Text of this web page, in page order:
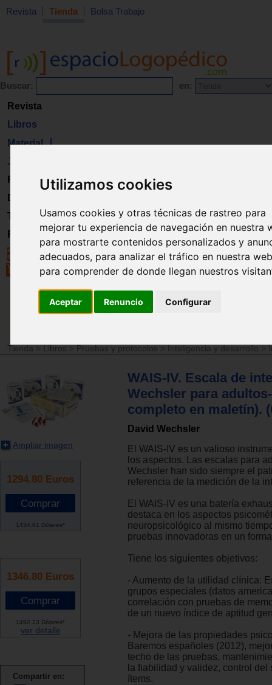
Utilizamos cookies
Usamos cookies y otras técnicas de rastreo para
mejorar tu experiencia de navegación en nuestra
para mostrarte contenidos personalizados y
adecuados, para analizar el tráfico en nuestra
para comprender de donde llegan nuestros
Aceptar Renuncio Configurar
Revista Tienda Bolsa Trabajo
Buscar: en:
Revista
Libros
Material
Juguetes
Formación
Directorio
Trabajo
Registro
Tienda > Libros > Pruebas y protocolos > Inteligencia y desarrollo >
Ampliar imagen
1294.80 Euros
1434.61 Dólares*
1346.80 Euros
1492.23 Dólares*
ver detalle
Compartir en:
WAIS-IV. Escala de
Wechsler para
completo en maletín).
David Wechsler
El WAIS-IV es un valioso
los aspectos. Las escalas para
Wechsler han sido siempre el
referencia de la medición de la
El WAIS-IV es una batería
destaca en los aspectos
neuropsicológico al mismo
pruebas innovadoras en un
Tiene los siguientes objetivos:
- Aumento de la utilidad clínica:
grupos especiales (datos
correlación con pruebas de
de un nuevo índice de aptitud
- Mejora de las propiedades
Baremos españoles (2012),
techo de las pruebas,
la fiabilidad y validez, control del
ítems.